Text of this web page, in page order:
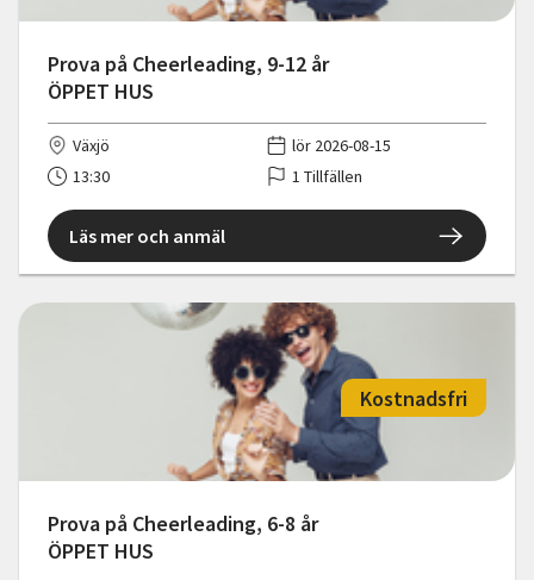
Prova på Cheerleading, 9-12 år
ÖPPET HUS
Växjö
lör 2026-08-15
13:30
1 Tillfällen
Läs mer och anmäl
Prova på Cheerleading, 6-8 år
ÖPPET HUS
Kostnadsfri